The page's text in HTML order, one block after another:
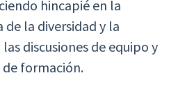
hincapié en la
la diversidad y la
discusiones de equipo y
de formación.